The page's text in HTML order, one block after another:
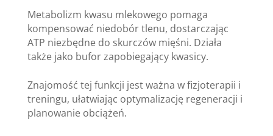
Metabolizm kwasu mlekowego pomaga
kompensować niedobór tlenu, dostarczając
ATP niezbędne do skurczów mięśni. Działa
także jako bufor zapobiegający kwasicy.
Znajomość tej funkcji jest ważna w fizjoterapii i
treningu, ułatwiając optymalizację regeneracji i
planowanie obciążeń.